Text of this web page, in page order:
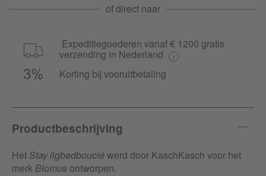
of direct naar
Expeditiegoederen vanaf € 1200 gratis
verzending in Nederland
Korting bij vooruitbetaling
Productbeschrijving
Het Stay ligbedbouclé werd door KaschKasch voor het
merkBlomus ontworpen.